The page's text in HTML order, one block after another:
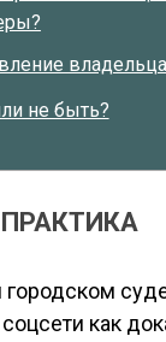
не быть?
как